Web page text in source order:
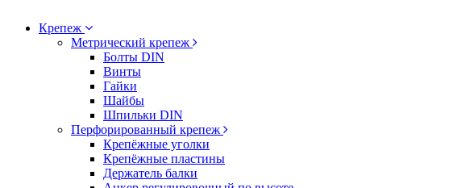
Крепеж
Метрический крепеж
Болты DIN
Винты
Гайки
Шайбы
Шпильки DIN
Перфорированный крепеж
Крепёжные уголки
Крепёжные пластины
Держатель балки